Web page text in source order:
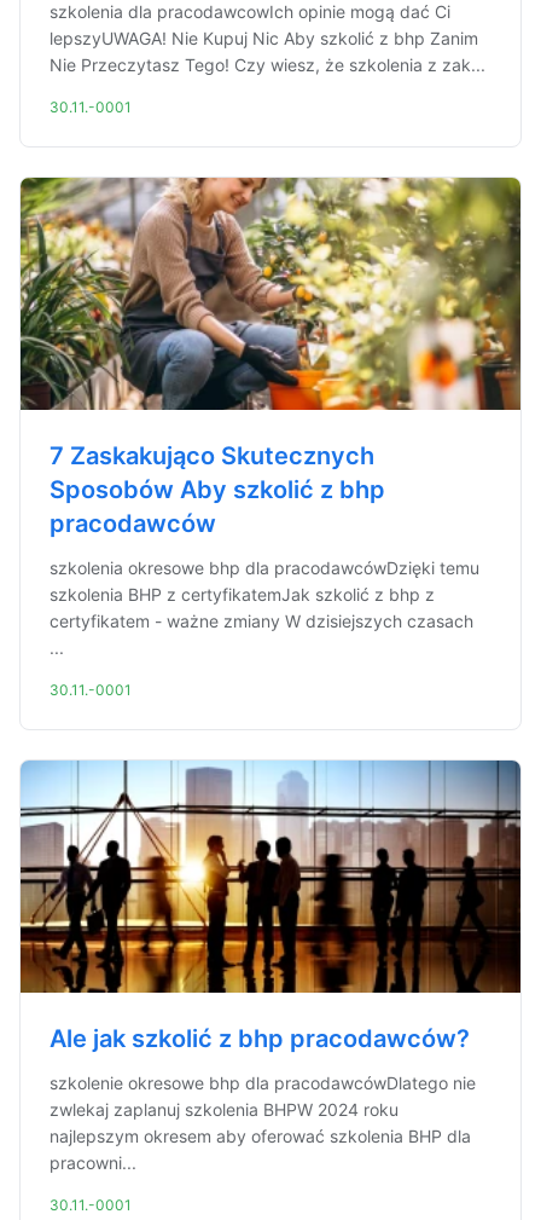
szkolenia dla pracodawcowIch opinie mogą dać Ci
lepszyUWAGA! Nie Kupuj Nic Aby szkolić z bhp Zanim
Nie Przeczytasz Tego! Czy wiesz, że szkolenia z zak...
30.11.-0001
7 Zaskakująco Skutecznych
Sposobów Aby szkolić z bhp
pracodawców
szkolenia okresowe bhp dla pracodawcówDzięki temu
szkolenia BHP z certyfikatemJak szkolić z bhp z
certyfikatem - ważne zmiany W dzisiejszych czasach
...
30.11.-0001
Ale jak szkolić z bhp pracodawców?
szkolenie okresowe bhp dla pracodawcówDlatego nie
zwlekaj zaplanuj szkolenia BHPW 2024 roku
najlepszym okresem aby oferować szkolenia BHP dla
pracowni...
30.11.-0001